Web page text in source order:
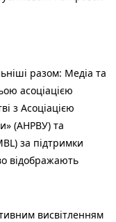
разом: Медіа та
асоціацією
з Асоціацією
(АНРВУ) та
за підтримки
відображають
висвітленням